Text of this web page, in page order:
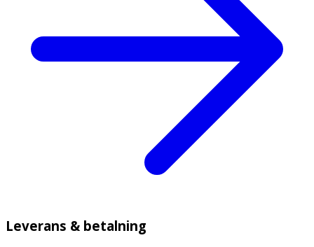
Leverans & betalning